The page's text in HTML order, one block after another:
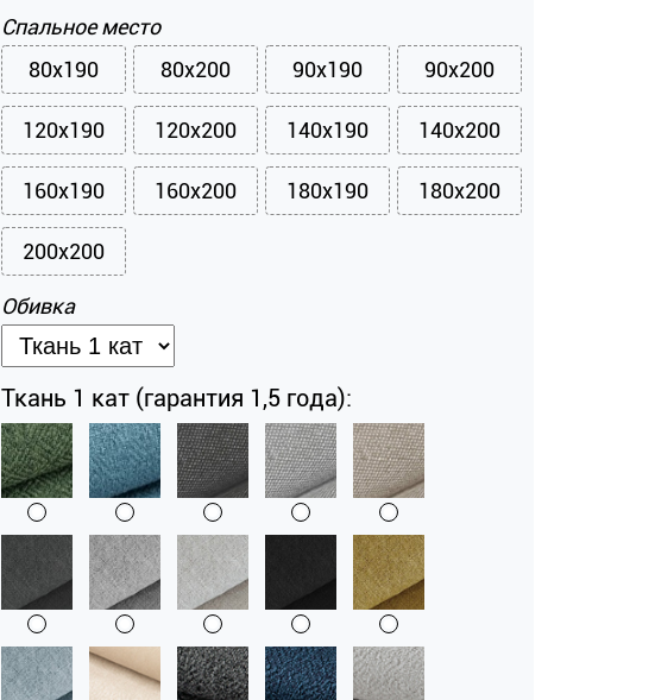
Спальное место
80x190
80x200 90x190 90x200
120x190 120x200 140x190 140x200
160x190 160x200 180x190 180x200
200x200
Обивка
Ткань 1 кат (гарантия 1,5 года):